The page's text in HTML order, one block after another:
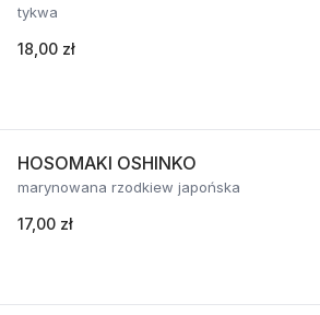
tykwa
18,00 zł
HOSOMAKI OSHINKO
marynowana rzodkiew japońska
17,00 zł